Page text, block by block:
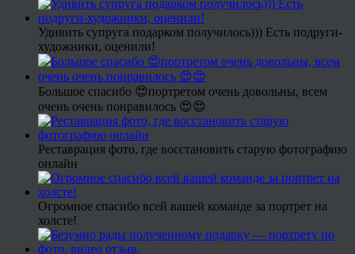
Удивить супруга подарком получилось))) Есть подруги-
художники, оценили!
Большое спасибо 😍портретом очень довольны, всем
очень очень понравилось 😍😍
Реставрация фото, где восстановить старую фотографию
онлайн
Огромное спасибо всей вашей команде за портрет на
холсте!